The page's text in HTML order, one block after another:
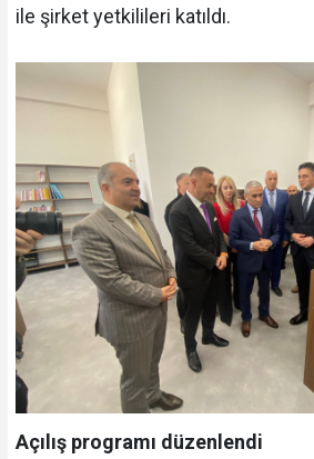
ile şirket yetkilileri katıldı.
Açılış programı düzenlendi